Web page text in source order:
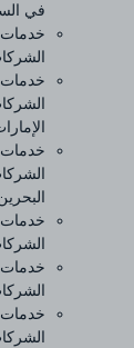
في
خدمات
خدمات
الإمارات
خدمات
البحرين
خدمات
خدمات
خدمات